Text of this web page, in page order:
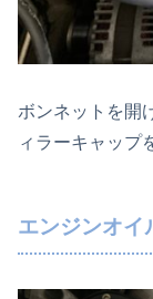
ボンネットを開
ィラーキャップ
エンジンオイ